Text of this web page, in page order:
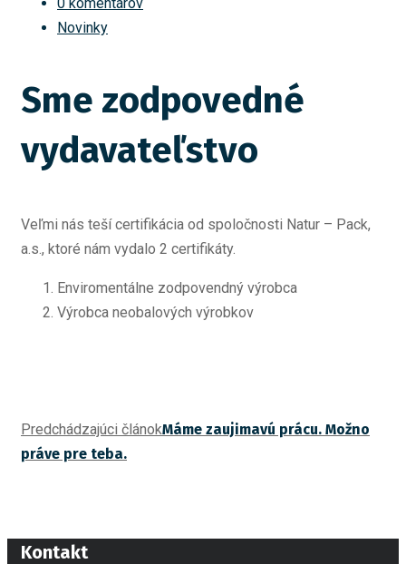
Novinky
Sme zodpovedné
vydavateľstvo
Veľmi nás teší certifikácia od spoločnosti Natur – Pack,
a.s., ktoré nám vydalo 2 certifikáty.
Enviromentálne zodpovendný výrobca
Výrobca neobalových výrobkov
Predchádzajúci článokMáme zaujimavú prácu. Možno
práve pre teba.
Kontakt